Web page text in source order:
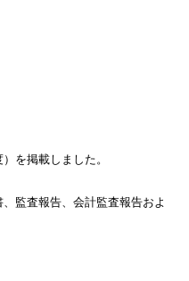
を掲載しました。
監査報告、会計監査報告およ